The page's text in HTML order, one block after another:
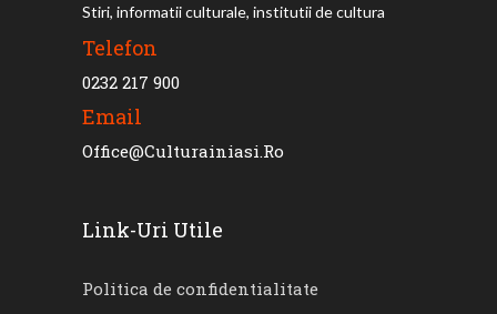
Stiri, informatii culturale, institutii de cultura
Telefon
0232 217 900
Email
Office@culturainiasi.ro
Link-Uri Utile
Politica de confidentialitate